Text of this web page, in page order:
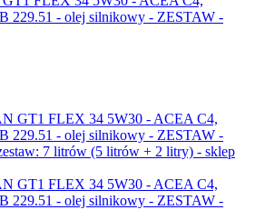
229.51 - olej silnikowy - ZESTAW -